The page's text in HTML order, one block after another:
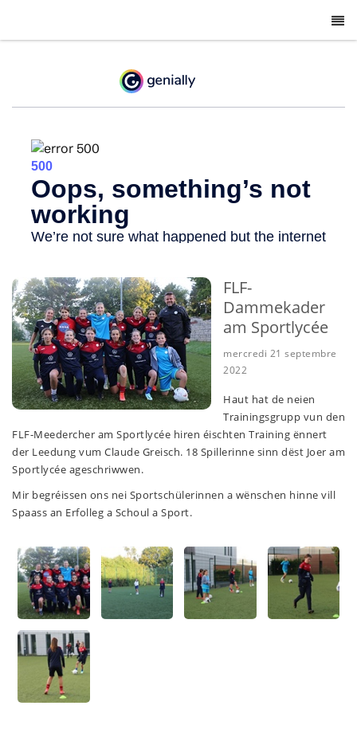
FLF-
Dammekader
am Sportlycée
mercredi 21 septembre
2022
Haut hat de neien
Trainingsgrupp vun den
FLF-Meedercher am Sportlycée hiren éischten Training ënnert
der Leedung vum Claude Greisch. 18 Spillerinne sinn dëst Joer am
Sportlycée ageschriwwen.
Mir begréissen ons nei Sportschülerinnen a wënschen hinne vill
Spaass an Erfolleg a Schoul a Sport.